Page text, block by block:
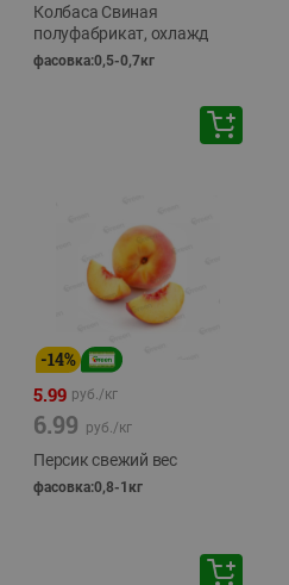
Колбаса Свиная
полуфабрикат, охлажд
фасовка:0,5-0,7кг
-14%
5.99 руб./кг
6.99 руб./кг
Персик свежий вес
фасовка:0,8-1кг